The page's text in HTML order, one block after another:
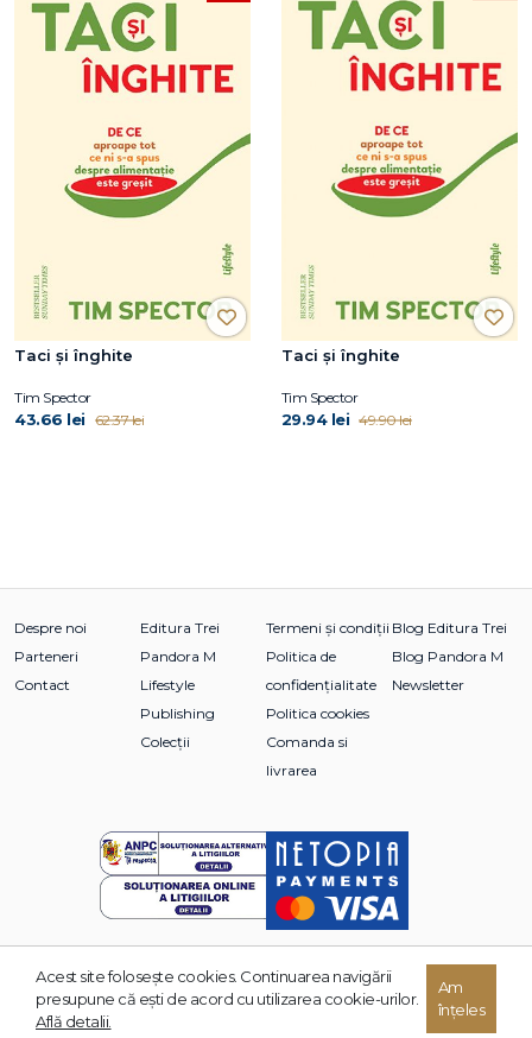
Taci și înghite
Tim Spector
43.66 lei 62.37 lei
Taci și înghite
Tim Spector
29.94 lei 49.90 lei
Despre noi
Parteneri
Contact
Editura Trei
Pandora M
Lifestyle
Publishing
Colecții
Termeni și condiții
Politica de
confidențialitate
Politica cookies
Comanda si
livrarea
Blog Editura Trei
Blog Pandora M
Newsletter
© 2026 Grupul Editorial TREI. Toate drepturile rezervate.
Acest site foloseşte cookies. Continuarea navigării
presupune că eşti de acord cu utilizarea cookie-urilor.
Află detalii.
Am
înțeles